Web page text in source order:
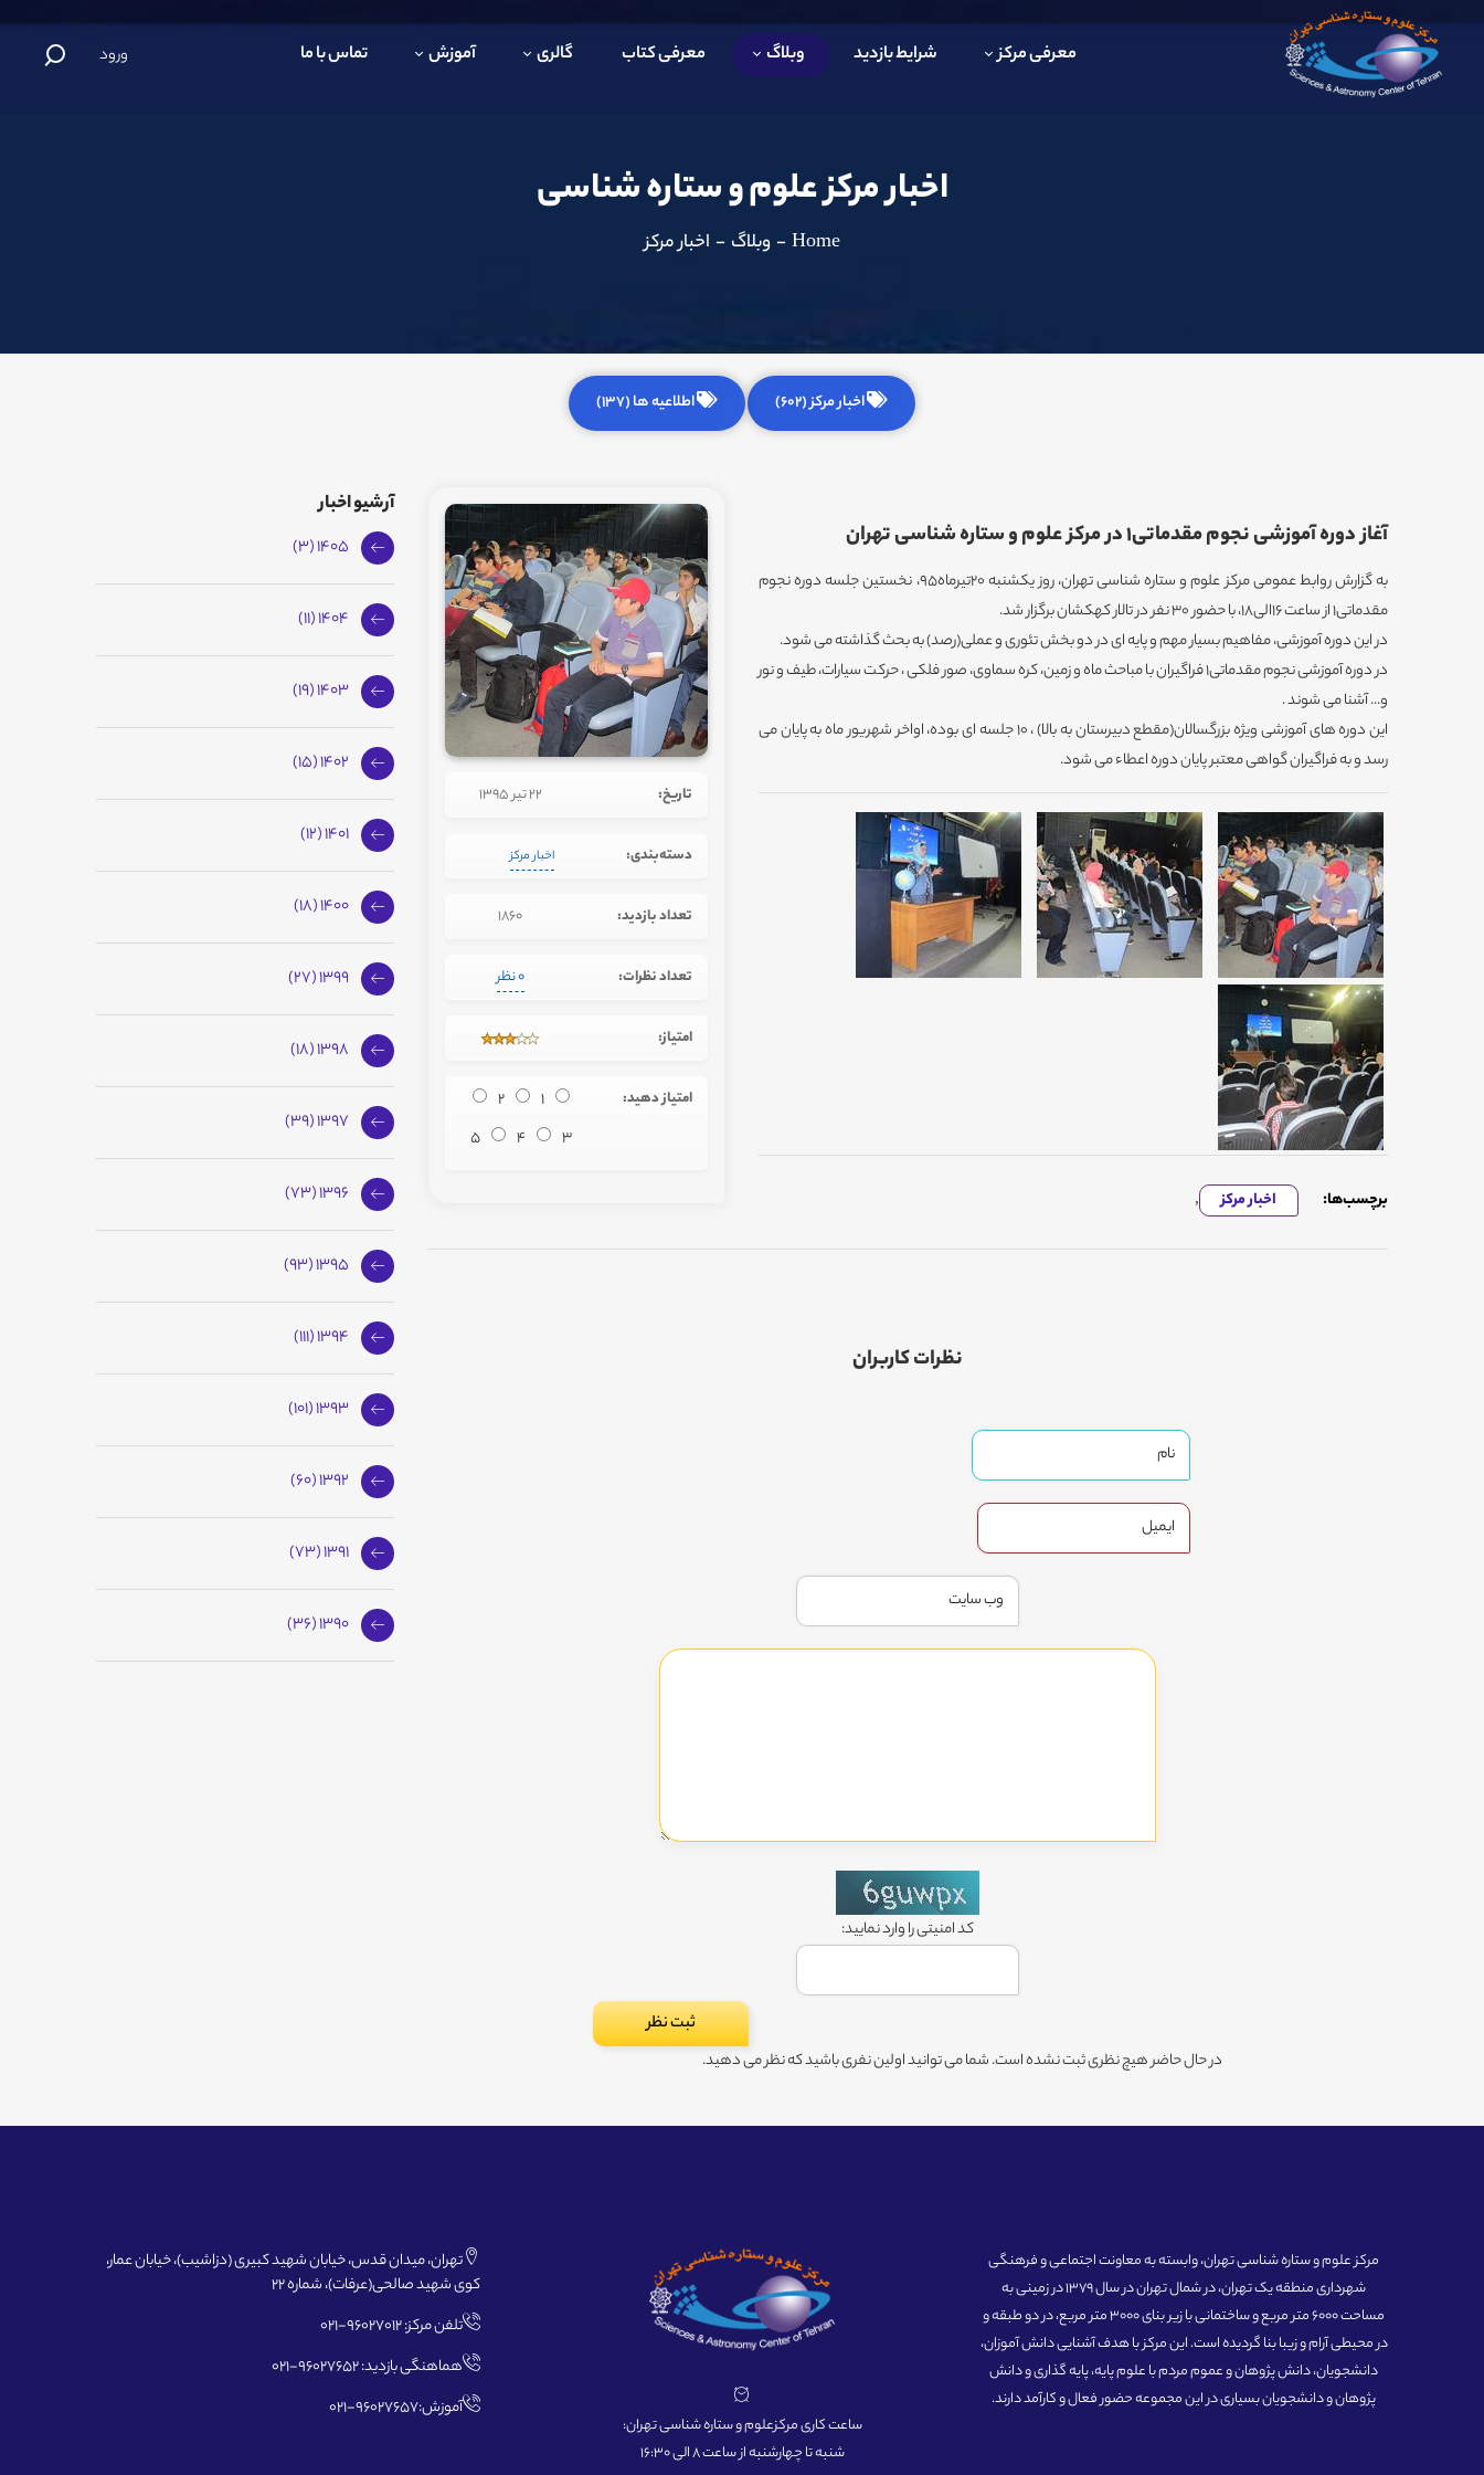
معرفی مرکز شرایط بازدید وبلاگ معرفی کتاب گالری آموزش تماس با ما ورود
اخبار مرکز علوم و ستاره شناسی
Home
- وبلاگ - اخبار مرکز
اخبار مرکز (602) اطلاعیه ها (137)
آغاز دوره آموزشی نجوم مقدماتی1 در مرکز علوم و ستاره شناسی تهران
به گزارش روابط عمومی مرکز علوم و ستاره شناسی تهران، روز یکشنبه 20تیرماه95، نخستین جلسه دوره نجوم
مقدماتی1 از ساعت 16الی18، با حضور 30 نفر در تالار کهکشان برگزار شد.
در این دوره آموزشی، مفاهیم بسیار مهم و پایه ای در دو بخش تئوری و عملی(رصد) به بحث گذاشته می شود.
در دوره آموزشی نجوم مقدماتی1 فراگیران با مباحث ماه و زمین، کره سماوی، صور فلکی ، حرکت سیارات، طیف و نور
و... آشنا می شوند .
این دوره های آموزشی ویژه بزرگسالان(مقطع دبیرستان به بالا) ، 10 جلسه ای بوده، اواخر شهریور ماه به پایان می
رسد و به فراگیران گواهی معتبر پایان دوره اعطاء می شود.
برچسب‌ها: اخبار مرکز ,
تاریخ: 22 تیر 1395
دسته‌بندی: اخبار مرکز
تعداد بازدید: 1860
تعداد نظرات: 0 نظر
امتیاز:
امتیاز دهید: 1
2
3
4
5
نظرات کاربران
کد امنیتی را وارد نمایید:
در حال حاضر هیچ نظری ثبت نشده است. شما می توانید اولین نفری باشید که نظر می دهید.
آرشیو اخبار
1405 (3)
1404 (11)
1403 (19)
1402 (15)
1401 (12)
1400 (18)
1399 (27)
1398 (18)
1397 (39)
1396 (73)
1395 (93)
1394 (111)
1393 (101)
1392 (60)
1391 (73)
1390 (36)
مرکز علوم و ستاره شناسی تهران، وابسته به معاونت اجتماعی و فرهنگی
شهرداری منطقه یک تهران، در شمال تهران در سال 1379 در زمینی به
مساحت 6000 متر مربع و ساختمانی با زیر بنای 3000 متر مربع، در دو طبقه و
در محیطی آرام و زیبا بنا گردیده است. این مرکز با هدف آشنایی دانش آموزان،
دانشجویان، دانش پژوهان و عموم مردم با علوم پایه، پایه گذاری و دانش
پژوهان و دانشجویان بسیاری در این مجموعه حضور فعال و کارآمد دارند.
ساعت کاری مرکزعلوم و ستاره شناسی تهران:
شنبه تا چهارشنبه از ساعت 8 الی 16:30
تهران، میدان قدس، خیابان شهید کبیری (دزاشیب)، خیابان عمار،
کوی شهید صالحی(عرفات)، شماره 22
تلفن مرکز: 96027012-021
هماهنگی بازدید: 96027652-021
آموزش:96027657-021